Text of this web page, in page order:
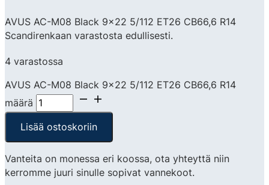
AVUS AC-M08 Black 9×22 5/112 ET26 CB66,6 R14
Scandirenkaan varastosta edullisesti.
4 varastossa
AVUS AC-M08 Black 9x22 5/112 ET26 CB66,6 R14
määrä
Lisää ostoskoriin
Vanteita on monessa eri koossa, ota yhteyttä niin
kerromme juuri sinulle sopivat vannekoot.